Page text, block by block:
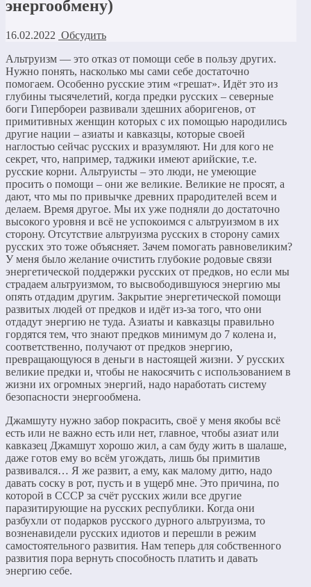
энергообмену)
16.02.2022 Обсудить
Альтруизм — это отказ от помощи себе в пользу других.
Нужно понять, насколько мы сами себе достаточно
помогаем. Особенно русские этим «грешат». Идёт это из
глубины тысячелетий, когда предки русских – северные
боги Гипербореи развивали здешних аборигенов, от
примитивных женщин которых с их помощью народились
другие нации – азиаты и кавказцы, которые своей
наглостью сейчас русских и вразумляют. Ни для кого не
секрет, что, например, таджики имеют арийские, т.е.
русские корни. Альтруисты – это люди, не умеющие
просить о помощи – они же великие. Великие не просят, а
дают, что мы по привычке древних прародителей всем и
делаем. Время другое. Мы их уже подняли до достаточно
высокого уровня и всё не успокоимся с альтруизмом в их
сторону. Отсутствие альтруизма русских в сторону самих
русских это тоже объясняет. Зачем помогать равновеликим?
У меня было желание очистить глубокие родовые связи
энергетической поддержки русских от предков, но если мы
страдаем альтруизмом, то высвободившуюся энергию мы
опять отдадим другим. Закрытие энергетической помощи
развитых людей от предков и идёт из-за того, что они
отдадут энергию не туда. Азиаты и кавказцы правильно
гордятся тем, что знают предков минимум до 7 колена и,
соответственно, получают от предков энергию,
превращающуюся в деньги в настоящей жизни. У русских
великие предки и, чтобы не накосячить с использованием в
жизни их огромных энергий, надо наработать систему
безопасности энергообмена.
Джамшуту нужно забор покрасить, своё у меня якобы всё
есть или не важно есть или нет, главное, чтобы азиат или
кавказец Джамшут хорошо жил, а сам буду жить в шалаше,
даже готов ему во всём угождать, лишь бы примитив
развивался… Я же развит, а ему, как малому дитю, надо
давать соску в рот, пусть и в ущерб мне. Это причина, по
которой в СССР за счёт русских жили все другие
паразитирующие на русских республики. Когда они
разбухли от подарков русского дурного альтруизма, то
возненавидели русских идиотов и перешли в режим
самостоятельного развития. Нам теперь для собственного
развития пора вернуть способность платить и давать
энергию себе.